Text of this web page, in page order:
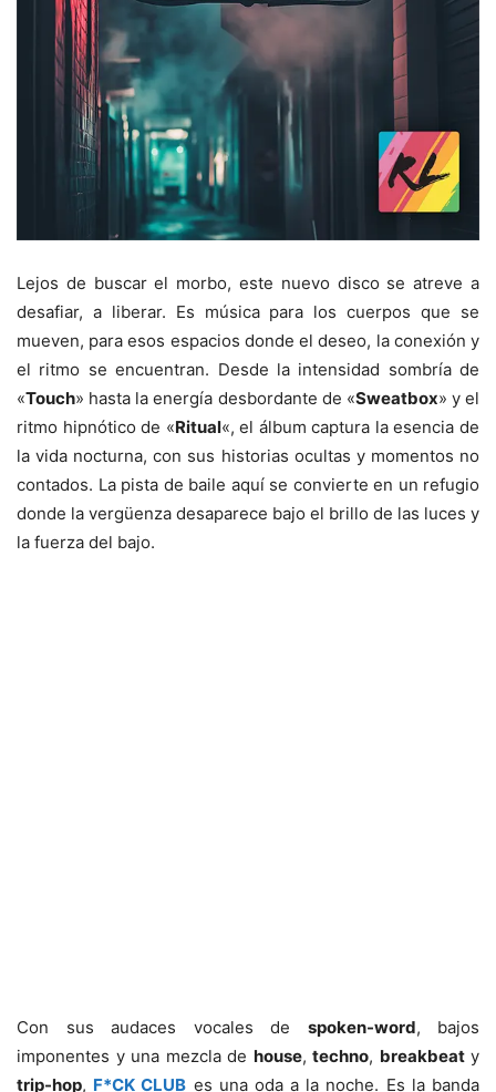
Lejos de buscar el morbo, este nuevo disco se atreve a
desafiar, a liberar. Es música para los cuerpos que se
mueven, para esos espacios donde el deseo, la conexión y
el ritmo se encuentran. Desde la intensidad sombría de
«Touch» hasta la energía desbordante de «Sweatbox» y el
ritmo hipnótico de «Ritual«, el álbum captura la esencia de
la vida nocturna, con sus historias ocultas y momentos no
contados. La pista de baile aquí se convierte en un refugio
donde la vergüenza desaparece bajo el brillo de las luces y
la fuerza del bajo.
Con sus audaces vocales de spoken-word, bajos
imponentes y una mezcla de house, techno, breakbeaty
trip-hop, F*CK CLUB es una oda a la noche. Es la banda